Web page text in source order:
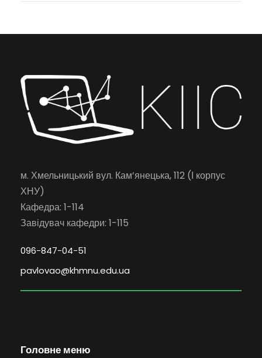
м. Хмельницький вул. Кам’янецька, 112 (І корпус
ХНУ)
Кафедра: 1-114
Завідувач кафедри: 1-115
096-847-04-51
pavlovao@khmnu.edu.ua
Головне меню